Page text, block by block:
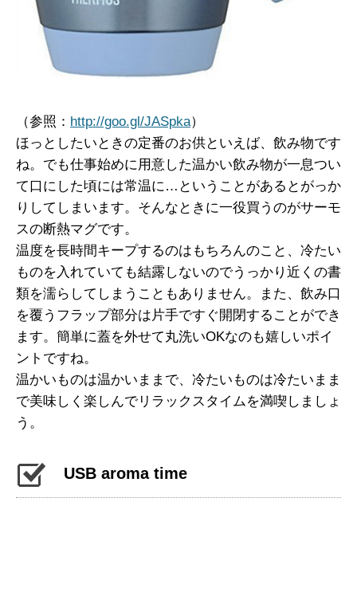
（参照： http://goo.gl/JASpka）
ほっとしたいときの定番のお供といえば、飲み物です
ね。でも仕事始めに用意した温かい飲み物が一息つい
て口にした頃には常温に…ということがあるとがっか
りしてしまいます。そんなときに一役買うのがサーモ
スの断熱マグです。
温度を長時間キープするのはもちろんのこと、冷たい
ものを入れていても結露しないのでうっかり近くの書
類を濡らしてしまうこともありません。また、飲み口
を覆うフラップ部分は片手ですぐ開閉することができ
ます。簡単に蓋を外せて丸洗いOKなのも嬉しいポイ
ントですね。
温かいものは温かいままで、冷たいものは冷たいまま
で美味しく楽しんでリラックスタイムを満喫しましょ
う。
USB aroma time